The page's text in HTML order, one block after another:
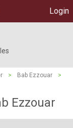
Login
> Bab Ezzouar
>
Ezzouar